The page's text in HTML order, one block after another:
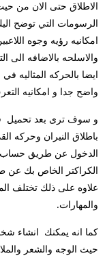
الاطلاق حتى الان من
الرسومات التي توضح
امكانيه رؤيه وجوه
والاسلحه بالاضافه الى
ايضا بالحركه المثاليه
واضح جدا و امكانيه
و سوف ترى بعد تحميل
باطلاق النيران وحركه
الدخول عن طريق حساب
الكراكتر الخاص بك عن
علاوه على ذلك تختلف
والمهارات.
كما انه يمكنك انشاء
حيث الوجه والشعر